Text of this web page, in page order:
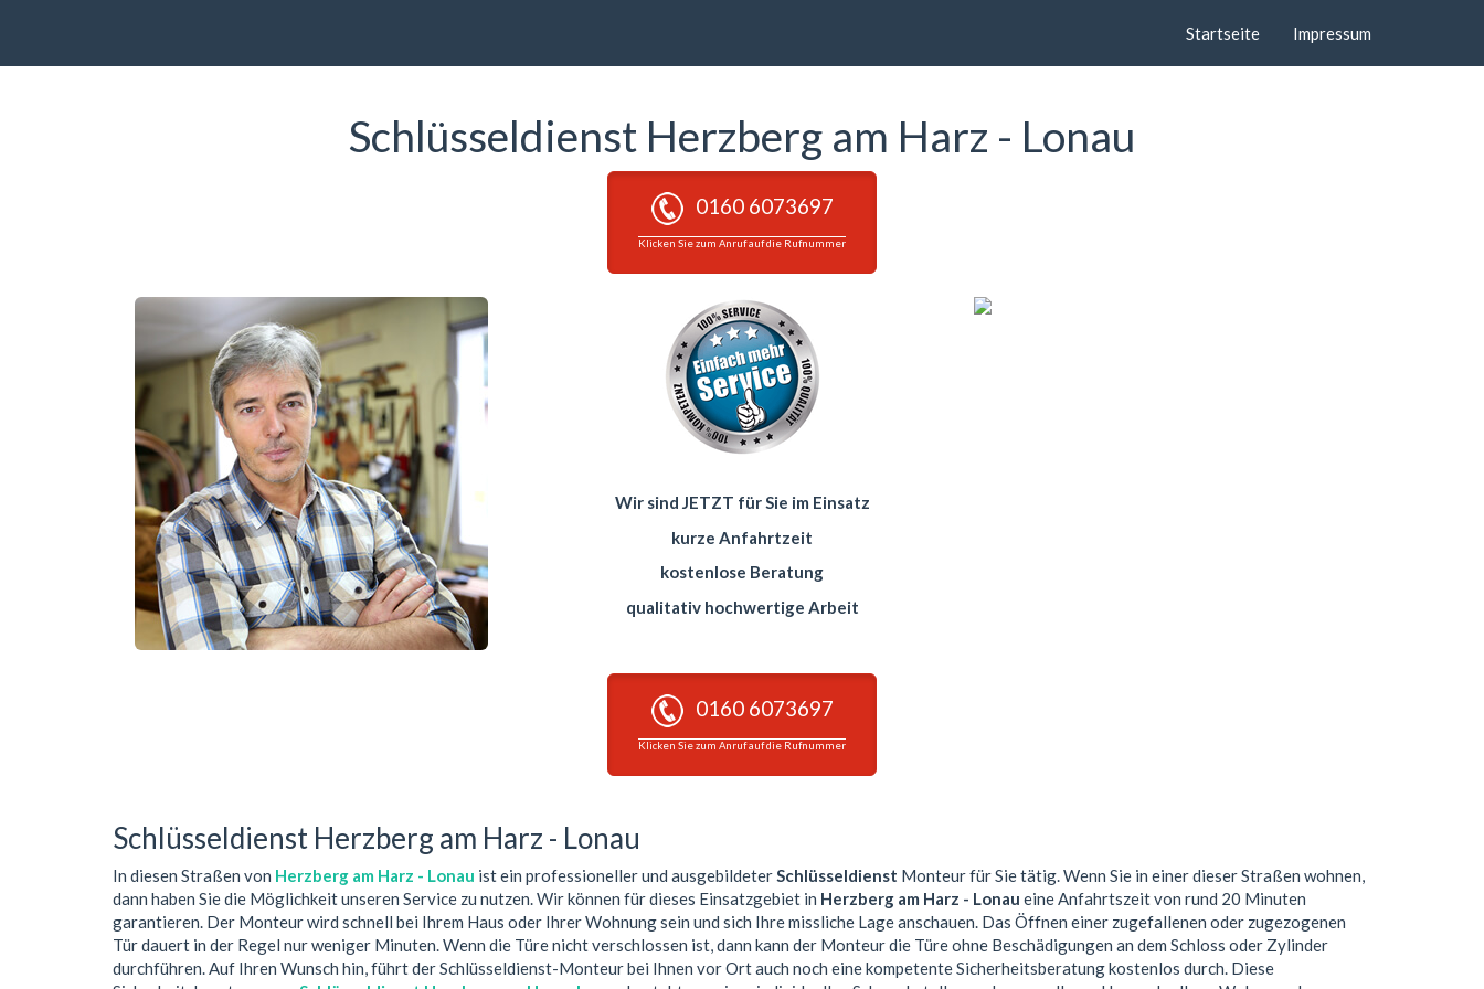
Startseite Impressum
Schlüsseldienst Herzberg am Harz - Lonau
0160 6073697
Klicken Sie zum Anruf auf die Rufnummer
Wir sind JETZT für Sie im Einsatz
kurze Anfahrtzeit
kostenlose Beratung
qualitativ hochwertige Arbeit
0160 6073697
Klicken Sie zum Anruf auf die Rufnummer
Schlüsseldienst Herzberg am Harz - Lonau
In diesen Straßen von Herzberg am Harz - Lonau ist ein professioneller und ausgebildeterSchlüsseldienst Monteur für Sie tätig. Wenn Sie in einer dieser Straßen wohnen,
dann haben Sie die Möglichkeit unseren Service zu nutzen. Wir können für dieses Einsatzgebiet in Herzberg am Harz - Lonau eine Anfahrtszeit von rund 20 Minuten
garantieren. Der Monteur wird schnell bei Ihrem Haus oder Ihrer Wohnung sein und sich Ihre missliche Lage anschauen. Das Öffnen einer zugefallenen oder zugezogenen
Tür dauert in der Regel nur weniger Minuten. Wenn die Türe nicht verschlossen ist, dann kann der Monteur die Türe ohne Beschädigungen an dem Schloss oder Zylinder
durchführen. Auf Ihren Wunsch hin, führt der Schlüsseldienst-Monteur bei Ihnen vor Ort auch noch eine kompetente Sicherheitsberatung kostenlos durch. Diese